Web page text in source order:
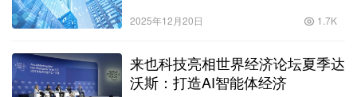
2025年12月20日 1.7K
来也科技亮相世界经济论坛夏季达
沃斯：打造AI智能体经济